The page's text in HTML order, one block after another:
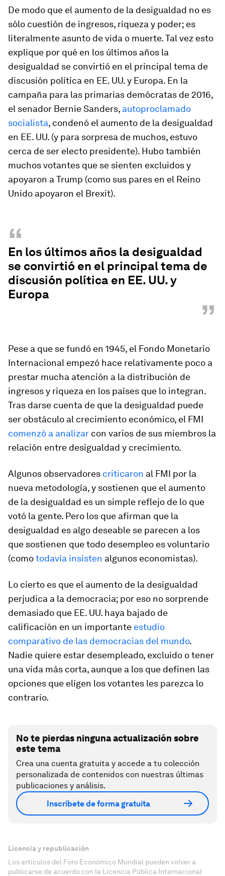
De modo que el aumento de la desigualdad no es
sólo cuestión de ingresos, riqueza y poder; es
literalmente asunto de vida o muerte. Tal vez esto
explique por qué en los últimos años la
desigualdad se convirtió en el principal tema de
discusión política en EE. UU. y Europa. En la
campaña para las primarias demócratas de 2016,
el senador Bernie Sanders, autoproclamado
socialista, condenó el aumento de la desigualdad
en EE. UU. (y para sorpresa de muchos, estuvo
cerca de ser electo presidente). Hubo también
muchos votantes que se sienten excluidos y
apoyaron a Trump (como sus pares en el Reino
Unido apoyaron el Brexit).
“
En los últimos años la desigualdad
se convirtió en el principal tema de
discusión política en EE. UU. y
Europa
”
Pese a que se fundó en 1945, el Fondo Monetario
Internacional empezó hace relativamente poco a
prestar mucha atención a la distribución de
ingresos y riqueza en los países que lo integran.
Tras darse cuenta de que la desigualdad puede
ser obstáculo al crecimiento económico, el FMI
comenzó a analizar con varios de sus miembros la
relación entre desigualdad y crecimiento.
Algunos observadores criticaron al FMI por la
nueva metodología, y sostienen que el aumento
de la desigualdad es un simple reflejo de lo que
votó la gente. Pero los que afirman que la
desigualdad es algo deseable se parecen a los
que sostienen que todo desempleo es voluntario
(comotodavía insisten algunos economistas).
Lo cierto es que el aumento de la desigualdad
perjudica a la democracia; por eso no sorprende
demasiado que EE. UU. haya bajado de
calificación en un importante estudio
comparativo de las democracias del mundo.
Nadie quiere estar desempleado, excluido o tener
una vida más corta, aunque a los que definen las
opciones que eligen los votantes les parezca lo
contrario.
No te pierdas ninguna actualización sobre
este tema
Crea una cuenta gratuita y accede a tu colección
personalizada de contenidos con nuestras últimas
publicaciones y análisis.
Inscríbete de forma gratuita
Licencia y republicación
Los artículos del Foro Económico Mundial pueden volver a
publicarse de acuerdo con la Licencia Pública Internacional